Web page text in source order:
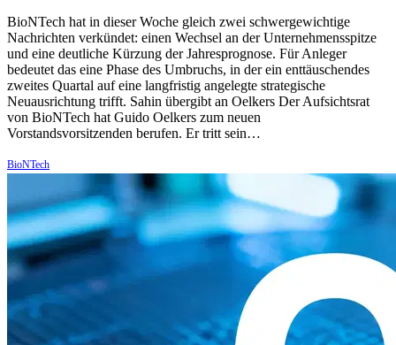
BioNTech hat in dieser Woche gleich zwei schwergewichtige
Nachrichten verkündet: einen Wechsel an der Unternehmensspitze
und eine deutliche Kürzung der Jahresprognose. Für Anleger
bedeutet das eine Phase des Umbruchs, in der ein enttäuschendes
zweites Quartal auf eine langfristig angelegte strategische
Neuausrichtung trifft. Sahin übergibt an Oelkers Der Aufsichtsrat
von BioNTech hat Guido Oelkers zum neuen
Vorstandsvorsitzenden berufen. Er tritt sein…
BioNTech